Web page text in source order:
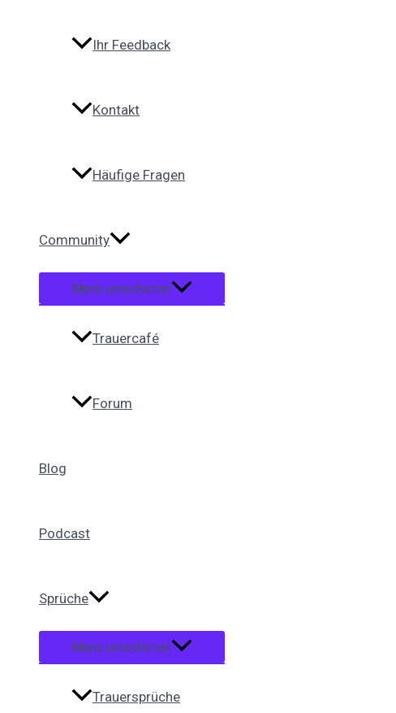
Ihr Feedback
Kontakt
Häufige Fragen
Community
Menü umschalten
Trauercafé
Forum
Blog
Podcast
Sprüche
Menü umschalten
Trauersprüche